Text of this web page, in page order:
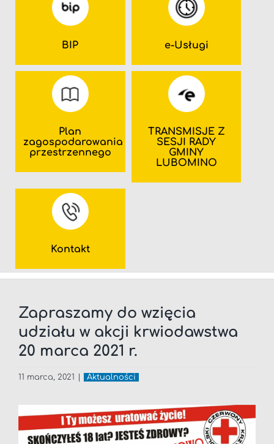
BIP e-Usługi
Plan
zagospodarowania
przestrzennego
TRANSMISJE Z
SESJI RADY
GMINY
LUBOMINO
Kontakt
Zapraszamy do wzięcia
udziału w akcji krwiodawstwa
20 marca 2021 r.
11 marca, 2021 Aktualności